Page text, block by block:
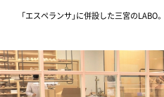
「エスペランサ」に併設した三宮のLABO。